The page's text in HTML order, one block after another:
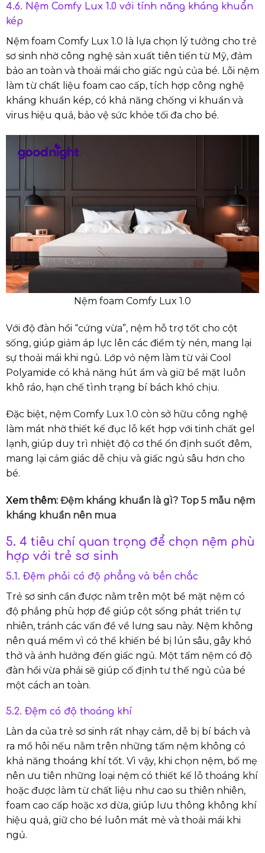
4.6. Nệm Comfy Lux 1.0 với tính năng kháng khuẩn
kép
Nệm foam Comfy Lux 1.0 là lựa chọn lý tưởng cho trẻ
sơ sinh nhờ công nghệ sản xuất tiên tiến từ Mỹ, đảm
bảo an toàn và thoải mái cho giấc ngủ của bé. Lõi nệm
làm từ chất liệu foam cao cấp, tích hợp công nghệ
kháng khuẩn kép, có khả năng chống vi khuẩn và
virus hiệu quả, bảo vệ sức khỏe tối đa cho bé.
Nệm foam Comfy Lux 1.0
Với độ đàn hồi “cứng vừa”, nệm hỗ trợ tốt cho cột
sống, giúp giảm áp lực lên các điểm tỳ nén, mang lại
sự thoải mái khi ngủ. Lớp vỏ nệm làm từ vải Cool
Polyamide có khả năng hút ẩm và giữ bề mặt luôn
khô ráo, hạn chế tình trạng bí bách khó chịu.
Đặc biệt, nệm Comfy Lux 1.0 còn sở hữu công nghệ
làm mát nhờ thiết kế đục lỗ kết hợp với tinh chất gel
lạnh, giúp duy trì nhiệt độ cơ thể ổn định suốt đêm,
mang lại cảm giác dễ chịu và giấc ngủ sâu hơn cho
bé.
Xem thêm: Đệm kháng khuẩn là gì? Top 5 mẫu nệm
kháng khuẩn nên mua
5. 4 tiêu chí quan trọng để chọn nệm phù
hợp với trẻ sơ sinh
5.1. Đệm phải có độ phẳng và bền chắc
Trẻ sơ sinh cần được nằm trên một bề mặt nệm có
độ phẳng phù hợp để giúp cột sống phát triển tự
nhiên, tránh các vấn đề về lưng sau này. Nệm không
nên quá mềm vì có thể khiến bé bị lún sâu, gây khó
thở và ảnh hưởng đến giấc ngủ. Một tấm nệm có độ
đàn hồi vừa phải sẽ giúp cố định tư thế ngủ của bé
một cách an toàn.
5.2. Đệm có độ thoáng khí
Làn da của trẻ sơ sinh rất nhạy cảm, dễ bị bí bách và
ra mồ hôi nếu nằm trên những tấm nệm không có
khả năng thoáng khí tốt. Vì vậy, khi chọn nệm, bố mẹ
nên ưu tiên những loại nệm có thiết kế lỗ thoáng khí
hoặc được làm từ chất liệu như cao su thiên nhiên,
foam cao cấp hoặc xơ dừa, giúp lưu thông không khí
hiệu quả, giữ cho bé luôn mát mẻ và thoải mái khi
ngủ.